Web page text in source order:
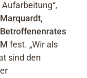
fest. „Wir als
sind den